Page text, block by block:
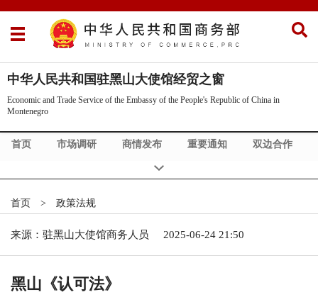
中华人民共和国驻黑山大使馆经贸之窗
Economic and Trade Service of the Embassy of the People's Republic of China in
Montenegro
首页 市场调研 商情发布 重要通知 双边合作
投资合作国别指南
首页 > 政策法规
来源：驻黑山大使馆商务人员 2025-06-24 21:50
黑山《认可法》